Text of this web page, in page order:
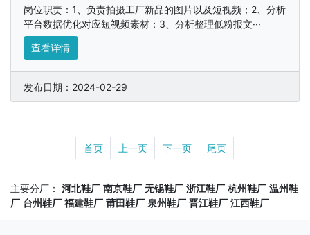
岗位职责：1、负责拍摄工厂新品的图片以及短视频；2、分析
平台数据优化对应短视频素材；3、分析整理低粉报文···
查看详情
发布日期：2024-02-29
首页 上一页 下一页 尾页
主要分厂： 河北鞋厂 南京鞋厂 无锡鞋厂 浙江鞋厂 杭州鞋厂 温州鞋
厂 台州鞋厂 福建鞋厂 莆田鞋厂 泉州鞋厂 晋江鞋厂 江西鞋厂